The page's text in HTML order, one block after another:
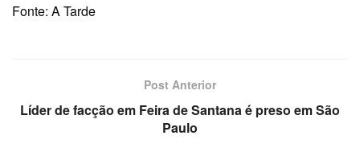
Fonte: A Tarde
Post Anterior
Líder de facção em Feira de Santana é preso em São
Paulo